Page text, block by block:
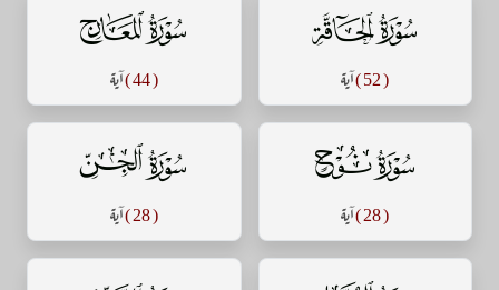
سورة الحاقة
( 52 ) آية
سورة المعارج
( 44 ) آية
سورة نوح
( 28 ) آية
سورة الجن
( 28 ) آية